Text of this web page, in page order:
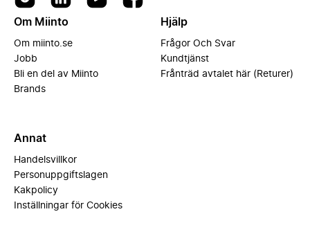
Om Miinto
Om miinto.se
Jobb
Bli en del av Miinto
Brands
Hjälp
Frågor Och Svar
Kundtjänst
Frånträd avtalet här (Returer)
Annat
Handelsvillkor
Personuppgiftslagen
Kakpolicy
Inställningar för Cookies